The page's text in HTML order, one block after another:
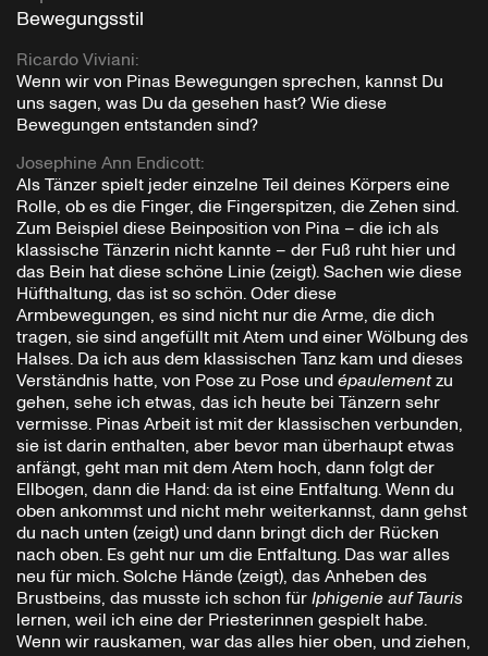
Bewegungsstil
Ricardo Viviani:
Wenn wir von Pinas Bewegungen sprechen, kannst Du
uns sagen, was Du da gesehen hast? Wie diese
Bewegungen entstanden sind?
Josephine Ann Endicott:
Als Tänzer spielt jeder einzelne Teil deines Körpers eine
Rolle, ob es die Finger, die Fingerspitzen, die Zehen sind.
Zum Beispiel diese Beinposition von Pina – die ich als
klassische Tänzerin nicht kannte – der Fuß ruht hier und
das Bein hat diese schöne Linie (zeigt). Sachen wie diese
Hüfthaltung, das ist so schön. Oder diese
Armbewegungen, es sind nicht nur die Arme, die dich
tragen, sie sind angefüllt mit Atem und einer Wölbung des
Halses. Da ich aus dem klassischen Tanz kam und dieses
Verständnis hatte, von Pose zu Pose undépaulementzu
gehen, sehe ich etwas, das ich heute bei Tänzern sehr
vermisse. Pinas Arbeit ist mit der klassischen verbunden,
sie ist darin enthalten, aber bevor man überhaupt etwas
anfängt, geht man mit dem Atem hoch, dann folgt der
Ellbogen, dann die Hand: da ist eine Entfaltung. Wenn du
oben ankommst und nicht mehr weiterkannst, dann gehst
du nach unten (zeigt) und dann bringt dich der Rücken
nach oben. Es geht nur um die Entfaltung. Das war alles
neu für mich. Solche Hände (zeigt), das Anheben des
Brustbeins, das musste ich schon fürIphigenie auf Tauris
lernen, weil ich eine der Priesterinnen gespielt habe.
Wenn wir rauskamen, war das alles hier oben, und ziehen,